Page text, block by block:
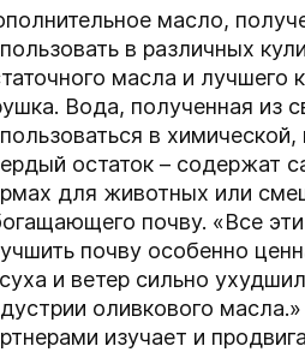
масло,
в различных
масла и
Вода, полученная из
в
остаток – содержат
для животных или
почву. «Все
почву особенно
и ветер сильно
оливкового
изучает и